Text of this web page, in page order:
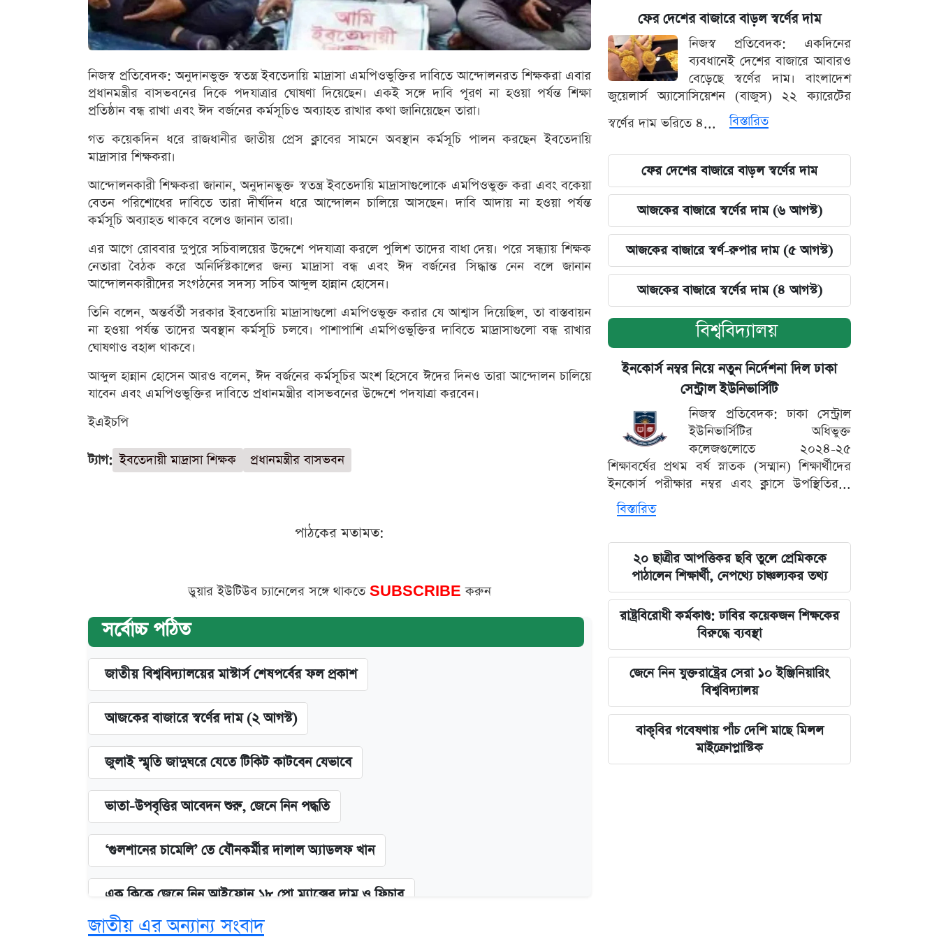
নিজস্ব প্রতিবেদক: অনুদানভুক্ত স্বতন্ত্র ইবতেদায়ি মাদ্রাসা এমপিওভুক্তির দাবিতে আন্দোলনরত শিক্ষকরা এবার
প্রধানমন্ত্রীর বাসভবনের দিকে পদযাত্রার ঘোষণা দিয়েছেন। একই সঙ্গে দাবি পূরণ না হওয়া পর্যন্ত শিক্ষা
প্রতিষ্ঠান বন্ধ রাখা এবং ঈদ বর্জনের কর্মসূচিও অব্যাহত রাখার কথা জানিয়েছেন তারা।
গত কয়েকদিন ধরে রাজধানীর জাতীয় প্রেস ক্লাবের সামনে অবস্থান কর্মসূচি পালন করছেন ইবতেদায়ি
মাদ্রাসার শিক্ষকরা।
আন্দোলনকারী শিক্ষকরা জানান, অনুদানভুক্ত স্বতন্ত্র ইবতেদায়ি মাদ্রাসাগুলোকে এমপিওভুক্ত করা এবং বকেয়া
বেতন পরিশোধের দাবিতে তারা দীর্ঘদিন ধরে আন্দোলন চালিয়ে আসছেন। দাবি আদায় না হওয়া পর্যন্ত
কর্মসূচি অব্যাহত থাকবে বলেও জানান তারা।
এর আগে রোববার দুপুরে সচিবালয়ের উদ্দেশে পদযাত্রা করলে পুলিশ তাদের বাধা দেয়। পরে সন্ধ্যায় শিক্ষক
নেতারা বৈঠক করে অনির্দিষ্টকালের জন্য মাদ্রাসা বন্ধ এবং ঈদ বর্জনের সিদ্ধান্ত নেন বলে জানান
আন্দোলনকারীদের সংগঠনের সদস্য সচিব আব্দুল হান্নান হোসেন।
তিনি বলেন, অন্তর্বর্তী সরকার ইবতেদায়ি মাদ্রাসাগুলো এমপিওভুক্ত করার যে আশ্বাস দিয়েছিল, তা বাস্তবায়ন
না হওয়া পর্যন্ত তাদের অবস্থান কর্মসূচি চলবে। পাশাপাশি এমপিওভুক্তির দাবিতে মাদ্রাসাগুলো বন্ধ রাখার
ঘোষণাও বহাল থাকবে।
আব্দুল হান্নান হোসেন আরও বলেন, ঈদ বর্জনের কর্মসূচির অংশ হিসেবে ঈদের দিনও তারা আন্দোলন চালিয়ে
যাবেন এবং এমপিওভুক্তির দাবিতে প্রধানমন্ত্রীর বাসভবনের উদ্দেশে পদযাত্রা করবেন।
ইএইচপি
ট্যাগ: ইবতেদায়ী মাদ্রাসা শিক্ষক প্রধানমন্ত্রীর বাসভবন
পাঠকের মতামত:
ডুয়ার ইউটিউব চ্যানেলের সঙ্গে থাকতে SUBSCRIBEকরুন
সর্বোচ্চ পঠিত
জাতীয় বিশ্ববিদ্যালয়ের মাস্টার্স শেষপর্বের ফল প্রকাশ
আজকের বাজারে স্বর্ণের দাম (২ আগস্ট)
জুলাই স্মৃতি জাদুঘরে যেতে টিকিট কাটবেন যেভাবে
ভাতা-উপবৃত্তির আবেদন শুরু, জেনে নিন পদ্ধতি
‘গুলশানের চামেলি’ তে যৌনকর্মীর দালাল অ্যাডলফ খান
এক ক্লিকে জেনে নিন আইফোন ১৮ প্রো ম্যাক্সের দাম ও ফিচার
জাতীয় এর অন্যান্য সংবাদ
ফের দেশের বাজারে বাড়ল স্বর্ণের দাম
নিজস্ব প্রতিবেদক: একদিনের
ব্যবধানেই দেশের বাজারে আবারও
বেড়েছে স্বর্ণের দাম। বাংলাদেশ
জুয়েলার্স অ্যাসোসিয়েশন (বাজুস) ২২ ক্যারেটের
স্বর্ণের দাম ভরিতে ৪...
বিস্তারিত
ফের দেশের বাজারে বাড়ল স্বর্ণের দাম
আজকের বাজারে স্বর্ণের দাম (৬ আগস্ট)
আজকের বাজারে স্বর্ণ-রুপার দাম (৫ আগস্ট)
আজকের বাজারে স্বর্ণের দাম (৪ আগস্ট)
বিশ্ববিদ্যালয়
ইনকোর্স নম্বর নিয়ে নতুন নির্দেশনা দিল ঢাকা
সেন্ট্রাল ইউনিভার্সিটি
নিজস্ব প্রতিবেদক: ঢাকা সেন্ট্রাল
ইউনিভার্সিটির অধিভুক্ত
কলেজগুলোতে ২০২৪-২৫
শিক্ষাবর্ষের প্রথম বর্ষ স্নাতক (সম্মান) শিক্ষার্থীদের
ইনকোর্স পরীক্ষার নম্বর এবং ক্লাসে উপস্থিতির...
বিস্তারিত
২০ ছাত্রীর আপত্তিকর ছবি তুলে প্রেমিককে
পাঠালেন শিক্ষার্থী, নেপথ্যে চাঞ্চল্যকর তথ্য
রাষ্ট্রবিরোধী কর্মকাণ্ড: ঢাবির কয়েকজন শিক্ষকের
বিরুদ্ধে ব্যবস্থা
জেনে নিন যুক্তরাষ্ট্রের সেরা ১০ ইঞ্জিনিয়ারিং
বিশ্ববিদ্যালয়
বাকৃবির গবেষণায় পাঁচ দেশি মাছে মিলল
মাইক্রোপ্লাস্টিক